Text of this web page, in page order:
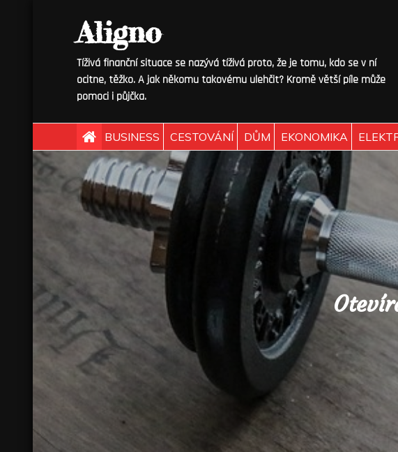
Aligno
Tíživá finanční situace se nazývá tíživá proto, že je tomu, kdo se v ní
ocitne, těžko. A jak někomu takovému ulehčit? Kromě větší píle může
pomoci i půjčka.
BUSINESS CESTOVÁNÍ DŮM EKONOMIKA